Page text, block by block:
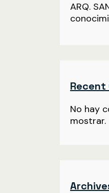
ARQ.
Recent
No hay
mostrar.